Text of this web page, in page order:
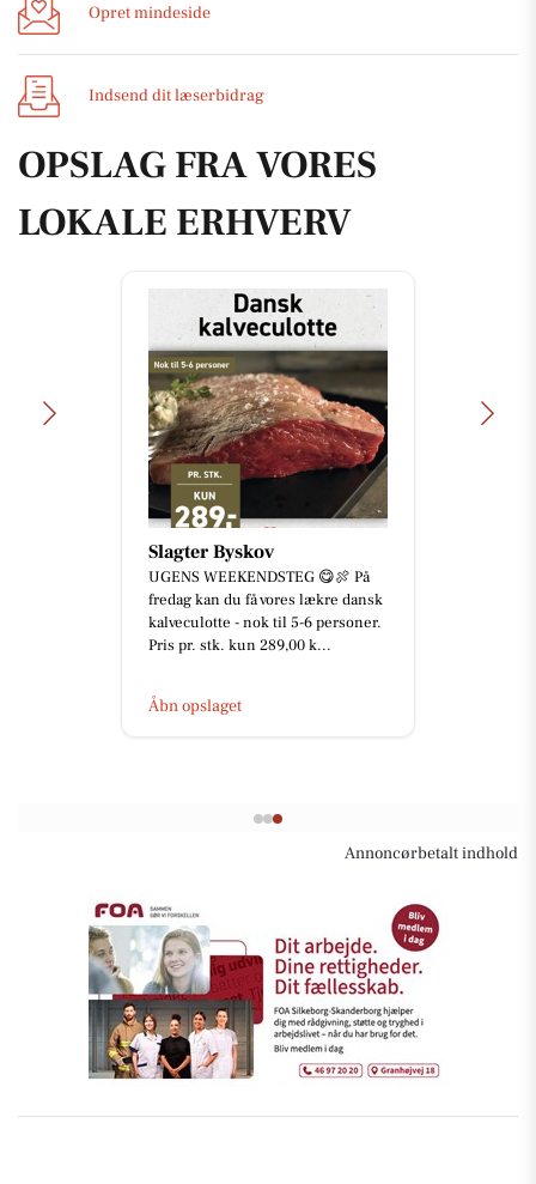
Opret mindeside
Indsend dit læserbidrag
OPSLAG FRA VORES
LOKALE ERHVERV
Slagter Byskov
UGENS WEEKENDSTEG 😋🍖 På
fredag kan du få vores lækre dansk
kalveculotte - nok til 5-6 personer.
Pris pr. stk. kun 289,00 k...
Åbn opslaget
Annoncørbetalt indhold